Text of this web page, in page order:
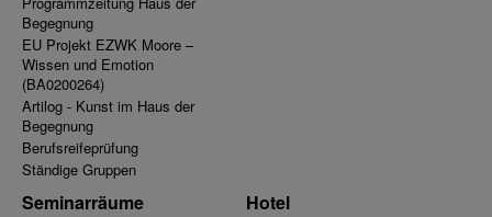
Begegnung
EU Projekt EZWK Moore –
Wissen und Emotion
(BA0200264)
Artilog - Kunst im Haus der
Begegnung
Berufsreifeprüfung
Ständige Gruppen
Seminarräume Hotel